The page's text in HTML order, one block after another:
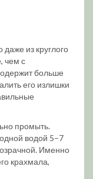
из круглого
чем с
больше
его излишки
промыть.
водой 5–7
Именно
крахмала,